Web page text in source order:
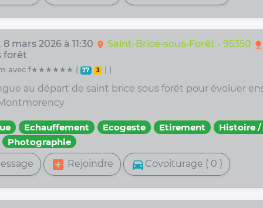
8 mars 2026 à 11:30 location_on Saint-Brice-sous-Forêt - 95350 nature
forêt
avec f★★★★★★ ( 77 3 | )
au départ de saint brice sous forêt pour évoluer
Echauffement Ecogeste Etirement
Histoire
Photographie
add_box Rejoindre directions_car Covoiturage ( 0 )